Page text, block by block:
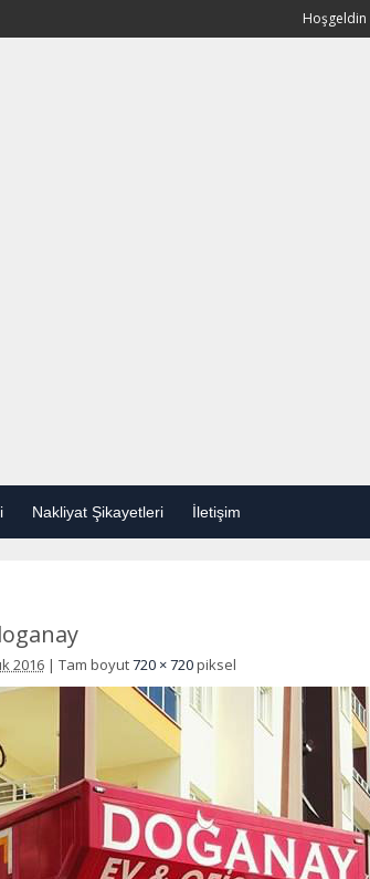
Hoşgeldin
Nakliyat Şikayetleri İletişim
2016 | Tam boyut720 × 720piksel